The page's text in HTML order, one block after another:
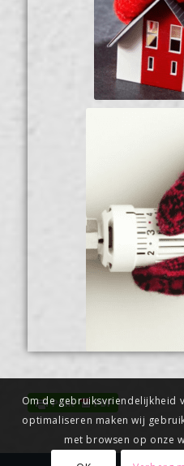
Om de gebruiksvriendelijkheid
optimaliseren maken wij
met browsen op onze